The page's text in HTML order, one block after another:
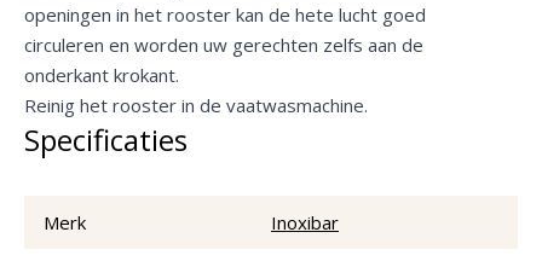
openingen in het rooster kan de hete lucht goed
circuleren en worden uw gerechten zelfs aan de
onderkant krokant.
Reinig het rooster in de vaatwasmachine.
Specificaties
Merk Inoxibar